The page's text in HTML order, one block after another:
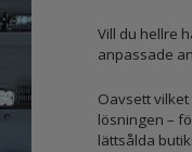
Vill du hellre
anpassade
Oavsett
lösningen –
lättsålda